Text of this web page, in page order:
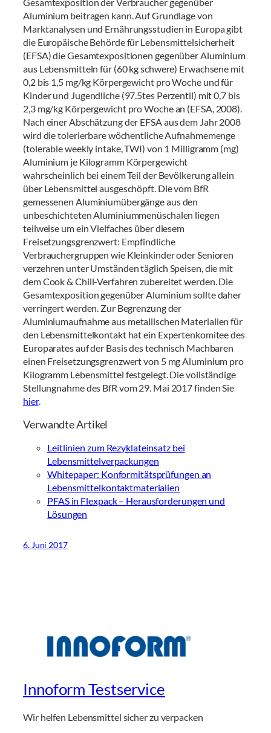
Gesamtexposition der Verbraucher gegenüber
Aluminium beitragen kann. Auf Grundlage von
Marktanalysen und Ernährungsstudien in Europa gibt
die Europäische Behörde für Lebensmittelsicherheit
(EFSA) die Gesamtexpositionen gegenüber Aluminium
aus Lebensmitteln für (60 kg schwere) Erwachsene mit
0,2 bis 1,5 mg/kg Körpergewicht pro Woche und für
Kinder und Jugendliche (97.5tes Perzentil) mit 0,7 bis
2,3 mg/kg Körpergewicht pro Woche an (EFSA, 2008).
Nach einer Abschätzung der EFSA aus dem Jahr 2008
wird die tolerierbare wöchentliche Aufnahmemenge
(tolerable weekly intake, TWI) von 1 Milligramm (mg)
Aluminium je Kilogramm Körpergewicht
wahrscheinlich bei einem Teil der Bevölkerung allein
über Lebensmittel ausgeschöpft. Die vom BfR
gemessenen Aluminiumübergänge aus den
unbeschichteten Aluminiummenüschalen liegen
teilweise um ein Vielfaches über diesem
Freisetzungsgrenzwert: Empfindliche
Verbrauchergruppen wie Kleinkinder oder Senioren
verzehren unter Umständen täglich Speisen, die mit
dem Cook & Chill-Verfahren zubereitet werden. Die
Gesamtexposition gegenüber Aluminium sollte daher
verringert werden. Zur Begrenzung der
Aluminiumaufnahme aus metallischen Materialien für
den Lebensmittelkontakt hat ein Expertenkomitee des
Europarates auf der Basis des technisch Machbaren
einen Freisetzungsgrenzwert von 5 mg Aluminium pro
Kilogramm Lebensmittel festgelegt. Die vollständige
Stellungnahme des BfR vom 29. Mai 2017 finden Sie
hier.
Verwandte Artikel
Leitlinien zum Rezyklateinsatz bei
Lebensmittelverpackungen
Whitepaper: Konformitätsprüfungen an
Lebensmittelkontaktmaterialien
PFAS in Flexpack – Herausforderungen und
Lösungen
6. Juni 2017
Innoform Testservice
Wir helfen Lebensmittel sicher zu verpacken